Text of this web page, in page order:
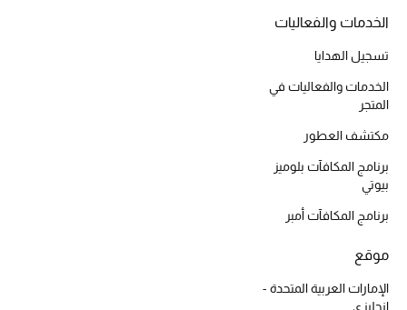
تسوقوا الحقائب
الموسم الجديد
أحذية النسائية
الخدمات والفعاليات
تسجيل الهدايا
الخدمات والفعاليات في
المتجر
مكتشف العطور
برنامج المكافآت بلوميز
بيوتي
برنامج المكافآت أمبر
موقع
الإمارات العربية المتحدة -
إنجليزي